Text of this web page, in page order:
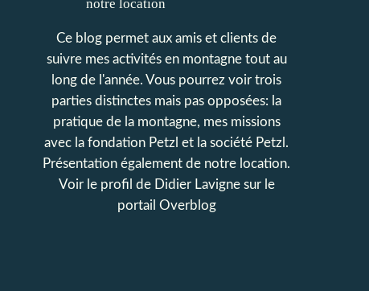
Ce blog permet aux amis et clients de
suivre mes activités en montagne tout au
long de l'année. Vous pourrez voir trois
parties distinctes mais pas opposées: la
pratique de la montagne, mes missions
avec la fondation Petzl et la société Petzl.
Présentation également de notre location.
Voir le profil de Didier Lavignesur le
portail Overblog